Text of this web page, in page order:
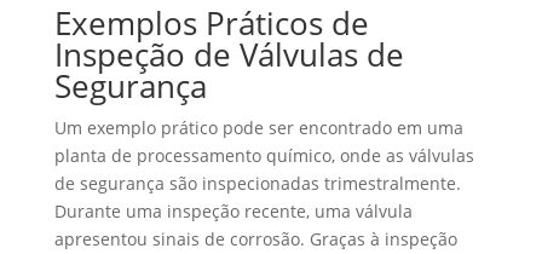
Exemplos Práticos de
Inspeção de Válvulas de
Segurança
Um exemplo prático pode ser encontrado em uma
planta de processamento químico, onde as válvulas
de segurança são inspecionadas trimestralmente.
Durante uma inspeção recente, uma válvula
apresentou sinais de corrosão. Graças à inspeção